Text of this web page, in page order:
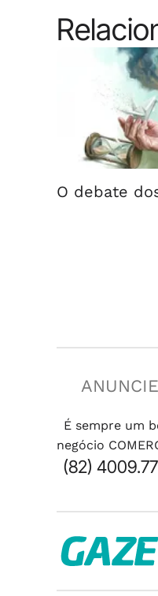
O debate
ANUNCIE
É sempre um
negócio
(82)